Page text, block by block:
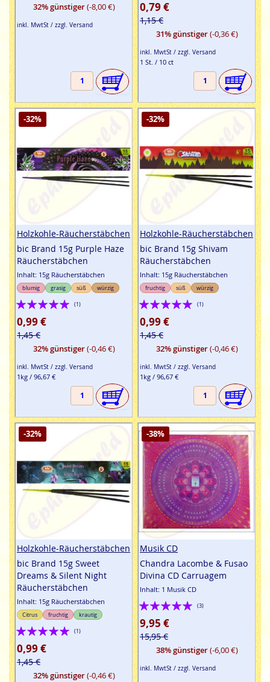
32% günstiger(-8,00 €)
inkl. MwtSt / zzgl. Versand
100%
0,79 €
1,15 €
31% günstiger(-0,36 €)
inkl. MwtSt / zzgl. Versand
1 St. / 10 ct
-32%
Holzkohle-Räucherstäbchen
bic Brand 15g Purple Haze
Räucherstäbchen
Inhalt: 15g Räucherstäbchen
blumig grasig süß würzig
Bewertung:
100%
(1)
0,99 €
1,45 €
32% günstiger(-0,46 €)
inkl. MwtSt / zzgl. Versand
1kg / 96,67 €
-32%
Holzkohle-Räucherstäbchen
bic Brand 15g Shivam
Räucherstäbchen
Inhalt: 15g Räucherstäbchen
fruchtig süß würzig
Bewertung:
100%
(1)
0,99 €
1,45 €
32% günstiger(-0,46 €)
inkl. MwtSt / zzgl. Versand
1kg / 96,67 €
-32%
Holzkohle-Räucherstäbchen
bic Brand 15g Sweet
Dreams & Silent Night
Räucherstäbchen
Inhalt: 15g Räucherstäbchen
Citrus fruchtig krautig
Bewertung:
100%
(1)
0,99 €
1,45 €
32% günstiger(-0,46 €)
-38%
Musik CD
Chandra Lacombe & Fusao
Divina CD Carruagem
Inhalt: 1 Musik CD
Bewertung:
100%
(3)
9,95 €
15,95 €
38% günstiger(-6,00 €)
inkl. MwtSt / zzgl. Versand